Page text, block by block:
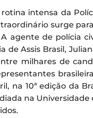
intensa da
surge
agente de polícia
de Assis Brasil,
milhares de
na 10ª edição da
na Universidade